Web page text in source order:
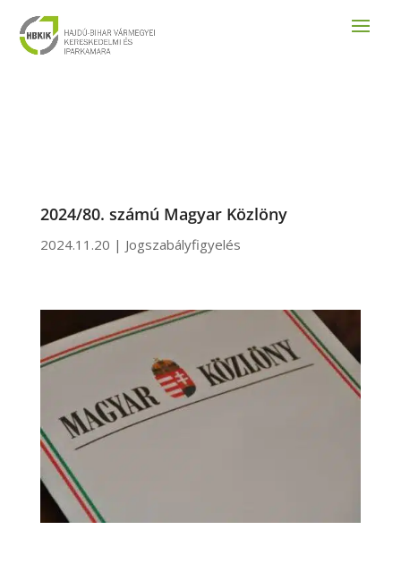
2024/80. számú Magyar Közlöny
2024.11.20 | Jogszabályfigyelés